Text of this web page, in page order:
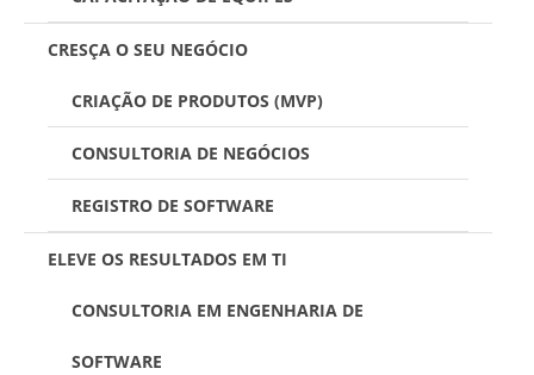
CRESÇA O SEU NEGÓCIO
CRIAÇÃO DE PRODUTOS (MVP)
CONSULTORIA DE NEGÓCIOS
REGISTRO DE SOFTWARE
ELEVE OS RESULTADOS EM TI
CONSULTORIA EM ENGENHARIA DE
SOFTWARE